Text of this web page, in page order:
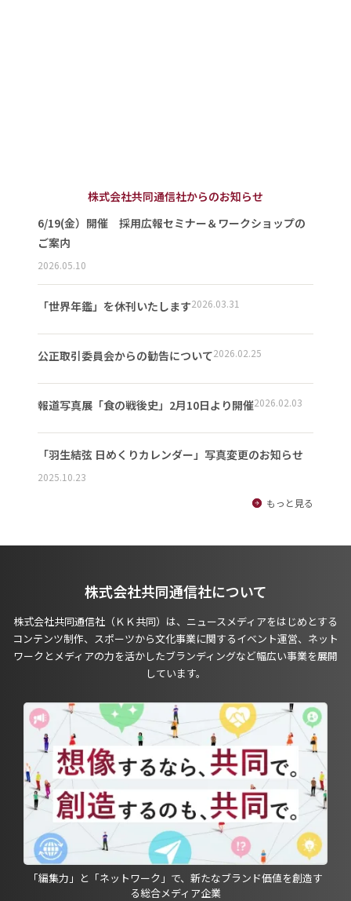
株式会社共同通信社からのお知らせ
6/19(金）開催 採用広報セミナー＆ワークショップの
ご案内
2026.05.10
「世界年鑑」を休刊いたします2026.03.31
公正取引委員会からの勧告について2026.02.25
報道写真展「食の戦後史」2月10日より開催2026.02.03
「羽生結弦 日めくりカレンダー」写真変更のお知らせ
2025.10.23
もっと見る
株式会社共同通信社について
株式会社共同通信社（ＫＫ共同）は、ニュースメディアをはじめとする
コンテンツ制作、スポーツから文化事業に関するイベント運営、ネット
ワークとメディアの力を活かしたブランディングなど幅広い事業を展開
しています。
「編集力」と「ネットワーク」で、新たなブランド価値を創造す
る総合メディア企業